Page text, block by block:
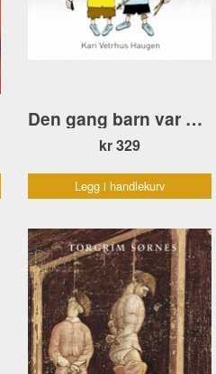
Den gang barn var barn
kr 329
Legg i handlekurv